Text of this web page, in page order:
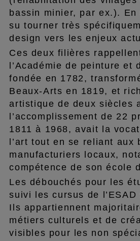
bassin minier, par ex.). En
su tourner très
design vers les enjeux
Ces deux filières
l’Académie de peinture et
fondée en 1782,
Beaux-Arts en 1819, et
artistique de deux siècles
l’accomplissement de 22
1811 à 1968, avait la
l’art tout en se reliant aux
manufacturiers locaux,
compétence de son école
Les débouchés pour les
suivi les cursus de
Ils appartiennent
métiers culturels et de
visibles pour les non